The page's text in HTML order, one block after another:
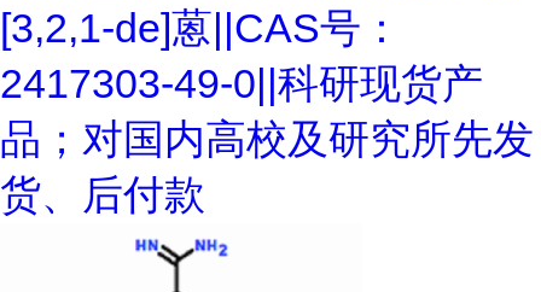
[3,2,1-de]蒽||CAS号：
2417303-49-0||科研现货产
品；对国内高校及研究所先发
货、后付款